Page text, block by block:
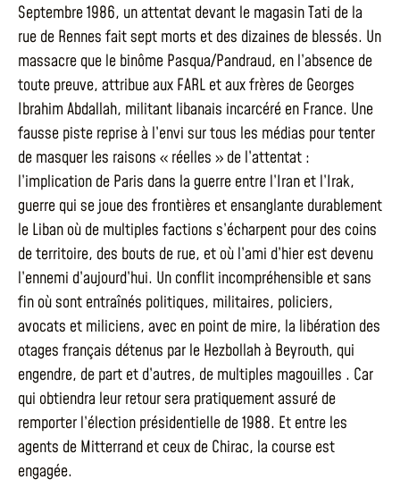
Septembre 1986, un attentat devant le magasin Tati de la
rue de Rennes fait sept morts et des dizaines de blessés. Un
massacre que le binôme Pasqua/Pandraud, en l’absence de
toute preuve, attribue aux FARL et aux frères de Georges
Ibrahim Abdallah, militant libanais incarcéré en France. Une
fausse piste reprise à l’envi sur tous les médias pour tenter
de masquer les raisons « réelles » de l’attentat :
l’implication de Paris dans la guerre entre l’Iran et l’Irak,
guerre qui se joue des frontières et ensanglante durablement
le Liban où de multiples factions s’écharpent pour des coins
de territoire, des bouts de rue, et où l’ami d’hier est devenu
l’ennemi d’aujourd’hui. Un conflit incompréhensible et sans
fin où sont entraînés politiques, militaires, policiers,
avocats et miliciens, avec en point de mire, la libération des
otages français détenus par le Hezbollah à Beyrouth, qui
engendre, de part et d’autres, de multiples magouilles . Car
qui obtiendra leur retour sera pratiquement assuré de
remporter l’élection présidentielle de 1988. Et entre les
agents de Mitterrand et ceux de Chirac, la course est
engagée.